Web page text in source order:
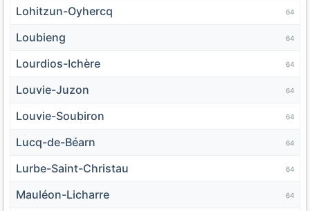
Lohitzun-Oyhercq 64
Loubieng 64
Lourdios-Ichère 64
Louvie-Juzon 64
Louvie-Soubiron 64
Lucq-de-Béarn 64
Lurbe-Saint-Christau 64
Mauléon-Licharre 64